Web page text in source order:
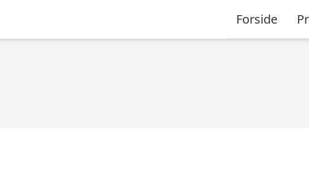
Forside